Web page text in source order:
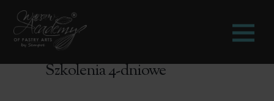
Szkolenia 4-dniowe